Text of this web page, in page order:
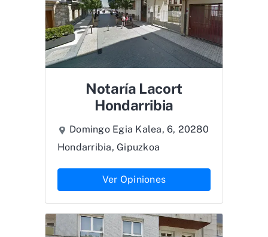
Notaría Lacort
Hondarribia
Domingo Egia Kalea, 6, 20280
Hondarribia, Gipuzkoa
Ver Opiniones